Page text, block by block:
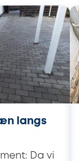
langs
Da vi